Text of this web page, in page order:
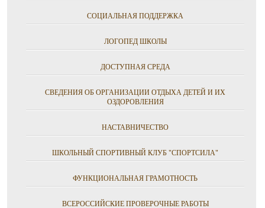
СОЦИАЛЬНАЯ ПОДДЕРЖКА
ЛОГОПЕД ШКОЛЫ
ДОСТУПНАЯ СРЕДА
СВЕДЕНИЯ ОБ ОРГАНИЗАЦИИ ОТДЫХА ДЕТЕЙ И ИХ
ОЗДОРОВЛЕНИЯ
НАСТАВНИЧЕСТВО
ШКОЛЬНЫЙ СПОРТИВНЫЙ КЛУБ "СПОРТСИЛА"
ФУНКЦИОНАЛЬНАЯ ГРАМОТНОСТЬ
ВСЕРОССИЙСКИЕ ПРОВЕРОЧНЫЕ РАБОТЫ